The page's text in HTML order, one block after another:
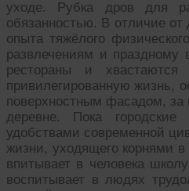
уходе. Рубка дров для
обязанностью. В отличие
опыта тяжёлого
развлечениям и
рестораны и
привилегированную жизнь,
поверхностным фасадом, за
деревне. Пока городские
удобствами современной
жизни, уходящего корнями
впитывает в человека
воспитывает в людях